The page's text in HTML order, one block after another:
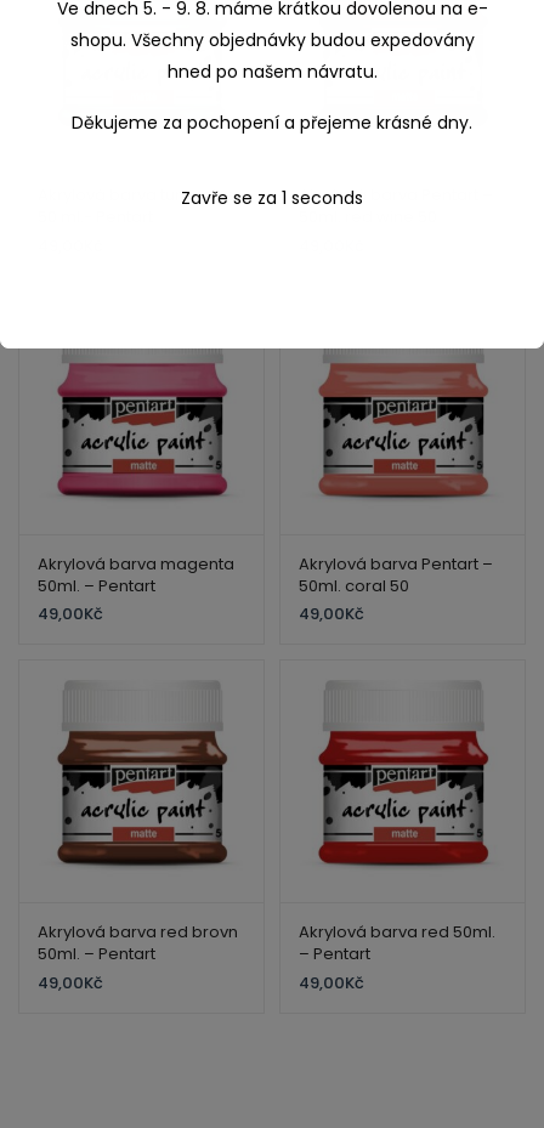
Akrylová barva turguoise
Akrylová barva Pentart –
Akrylová barva magenta
50ml. – Pentart
49,00Kč
Akrylová barva Pentart –
50ml. coral 50
49,00Kč
Akrylová barva red brovn
50ml. – Pentart
49,00Kč
Akrylová barva red 50ml.
– Pentart
49,00Kč
Děkujeme za pochopení a přejeme krásné dny.
Zavře se za0seconds